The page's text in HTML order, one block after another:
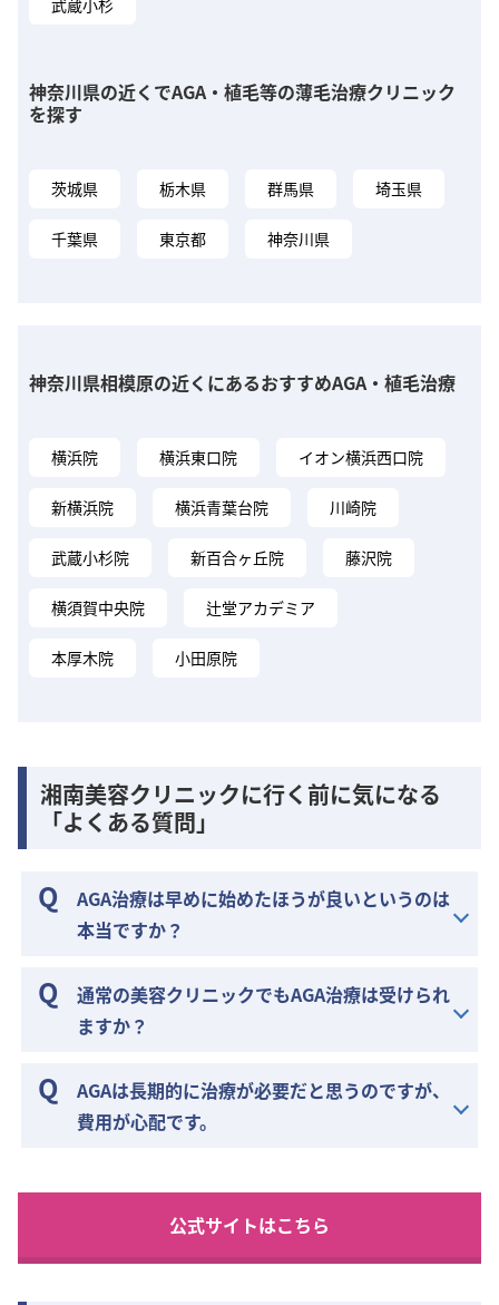
神奈川県の近くでAGA・植毛等の薄毛治療クリニック
を探す
茨城県 栃木県 群馬県 埼玉県
千葉県 東京都 神奈川県
神奈川県相模原の近くにあるおすすめAGA・植毛治療
横浜院 横浜東口院 イオン横浜西口院
新横浜院 横浜青葉台院 川崎院
武蔵小杉院 新百合ヶ丘院 藤沢院
横須賀中央院 辻堂アカデミア
本厚木院 小田原院
湘南美容クリニックに行く前に気になる
「よくある質問」
AGA治療は早めに始めたほうが良いというのは
本当ですか？
通常の美容クリニックでもAGA治療は受けられ
ますか？
AGAは長期的に治療が必要だと思うのですが、
費用が心配です。
公式サイトはこちら